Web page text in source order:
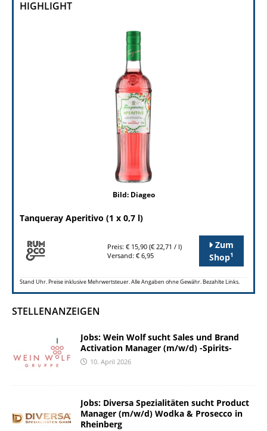
HIGHLIGHT
Bild: Diageo
Tanqueray Aperitivo (1 x 0,7 l)
Preis: € 15,90 (€ 22,71 / l)
Versand: € 6,95
Zum
Shop1
Stand Uhr. Preise inklusive Mehrwertsteuer. Alle Angaben ohne Gewähr. Bezahlte Links.
STELLENANZEIGEN
Jobs: Wein Wolf sucht Sales und Brand
Activation Manager (m/w/d) -Spirits-
10. April 2026
Jobs: Diversa Spezialitäten sucht Product
Manager (m/w/d) Wodka & Prosecco in
Rheinberg